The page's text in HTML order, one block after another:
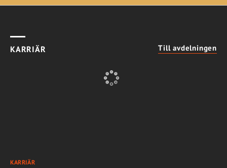
KARRIÄR Till avdelningen
KARRIÄR